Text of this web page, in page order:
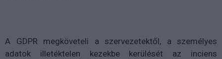
A GDPR megköveteli a szervezetektől, a személyes
adatok illetéktelen kezekbe kerülését az inciens